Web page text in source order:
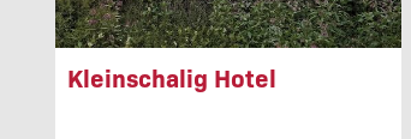
Kleinschalig Hotel